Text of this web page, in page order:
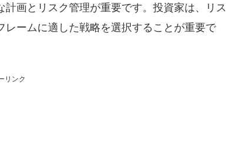
画とリスク管理が重要です。投資家は、リス
ームに適した戦略を選択することが重要で
リンク